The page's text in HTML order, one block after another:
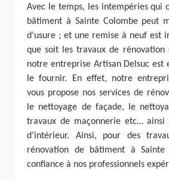
Avec le temps, les intempéries qui
bâtiment à Sainte Colombe peut
d’usure ; et une remise à neuf est
que soit les travaux de rénovation
notre entreprise Artisan Delsuc est
le fournir. En effet, notre
vous propose nos services de
le nettoyage de façade, le
travaux de maçonnerie etc… ainsi
d’intérieur. Ainsi, pour des
rénovation de bâtiment à
confiance à nos professionnels